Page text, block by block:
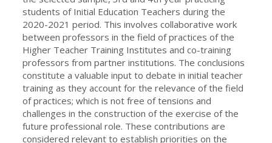
students of Initial Education Teachers during the
2020-2021 period. This involves collaborative work
between professors in the field of practices of the
Higher Teacher Training Institutes and co-training
professors from partner institutions. The conclusions
constitute a valuable input to debate in initial teacher
training as they account for the relevance of the field
of practices; which is not free of tensions and
challenges in the construction of the exercise of the
future professional role. These contributions are
considered relevant to establish priorities on the